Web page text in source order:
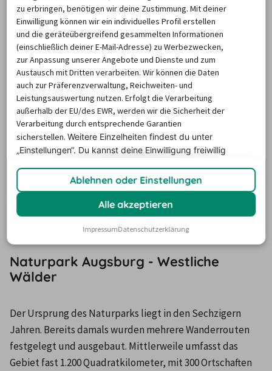
wenn Sie mit Ihrem Leihwagen der Autovermietung durch
Günzburg bis in das Legoland fahren. Direkt an der A8
München-Stuttgart gelegen, warten dort vielfältige
Attraktionen auf Sie. Dazu gehört zum Beispiel das
Miniland, dass berühmte Landschaften und Städte in
maßstabsgetreuen (1:20) Nachbauten zeigt. Um das
Miniland herum finden Sie fünf Themenbereiche: LEGO X-
treme, LEGO City, das Land der Abenteurer, Imagination
und Knights Kingdom. Die Projekt X-Teststrecke, der
Feuerdrache und vieles mehr sorgen im Legoland für
puren Spaß. Wenn Sie es anschließend etwas ruhiger
angehen lassen möchten, dann können Sie mit Ihrem
Leihwagen der Autovermietung in Günzburg zum
Naturpark Augsburg - Westliche Wälder fahren.
Naturpark Augsburg - Westliche
Wälder
Der Ursprung des Naturparks liegt in den Sechzigern
Jahren. Bereits damals wurden mehrere Wanderrouten
festgelegt und ausgebaut. Mittlerweile umfasst das
Gebiet fast 1.200 Quadratkilometer, mit 300 Ortschaften
zu erbringen, benötigen wir deine Zustimmung. Mit deiner
Einwilligung können wir ein individuelles Profil erstellen
und die geräteübergreifend gesammelten Informationen
(einschließlich deiner E-Mail-Adresse) zu Werbezwecken,
zur Anpassung unserer Angebote und Dienste und zum
Austausch mit Dritten verarbeiten. Wir können die Daten
auch zur Präferenzverwaltung, Reichweiten- und
Leistungsauswertung nutzen. Erfolgt die Verarbeitung
außerhalb der EU/des EWR, werden wir die Sicherheit der
Verarbeitung durch entsprechende Garantien
sicherstellen.Weitere Einzelheiten findest du unter
„Einstellungen“. Du kannst deine Einwilligung freiwillig
Ablehnen oder Einstellungen
Alle akzeptieren
ImpressumDatenschutzerklärung